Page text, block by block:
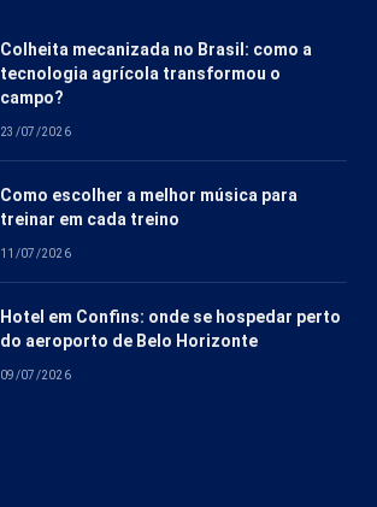
Colheita mecanizada no Brasil: como a
tecnologia agrícola transformou o
campo?
23/07/2026
Como escolher a melhor música para
treinar em cada treino
11/07/2026
Hotel em Confins: onde se hospedar perto
do aeroporto de Belo Horizonte
09/07/2026